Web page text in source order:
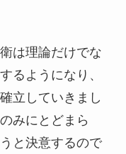
は理論だけでな
るようになり、
立していきまし
みにとどまら
と決意するので